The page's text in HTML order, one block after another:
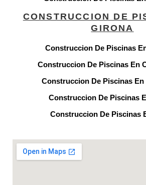
CONSTRUCCION DE
GIRONA
Construccion De Piscinas
Construccion De Piscinas En
Construccion De Piscinas
Construccion De Piscinas
Construccion De Piscinas